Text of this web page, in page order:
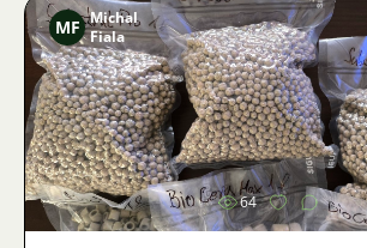
Obrázek
MF Michal
Fiala
64